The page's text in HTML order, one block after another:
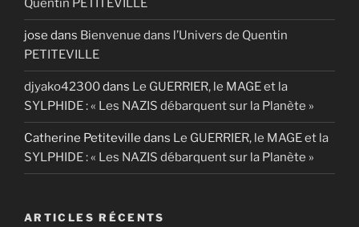
Quentin PETITEVILLE
jose dans Bienvenue dans l’Univers de Quentin
PETITEVILLE
djyako42300dans Le GUERRIER, le MAGE et la
SYLPHIDE : « Les NAZIS débarquent sur la Planète »
Catherine Petiteville dans Le GUERRIER, le MAGE et la
SYLPHIDE : « Les NAZIS débarquent sur la Planète »
ARTICLES RÉCENTS